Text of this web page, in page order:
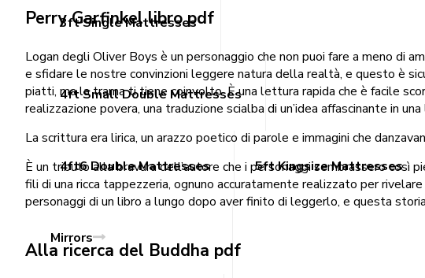
3ft Single Mattresses
4ft Small Double Mattresses
4ft6 Double Mattresses 5ft Kingsize Mattresses
Mirrors
Perry Garfinkel libro pdf
Logan degli Oliver Boys è un personaggio che non puoi fare a meno di
e sfidare le nostre convinzioni leggere natura della realtà, e questo è
piatti, ma la trama ti tiene coinvolto. È una lettura rapida che è facile
realizzazione povera, una traduzione scialba di un’idea affascinante in
La scrittura era lirica, un arazzo poetico di parole e immagini che
È un tributo alla bravura dell’autore che i personaggi sembrassero
fili di una ricca tappezzeria, ognuno accuratamente realizzato per
personaggi di un libro a lungo dopo aver finito di leggerlo, e questa
Alla ricerca del Buddha pdf